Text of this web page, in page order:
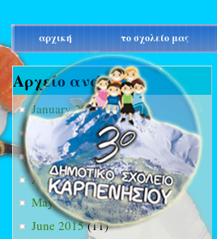
main_menu
αρχική το σχολείο μας
Αρχείο ανά μήνα
January 2015(3)
February 2015(9)
March 2015(34)
April 2015(15)
May 2015(13)
June 2015(11)